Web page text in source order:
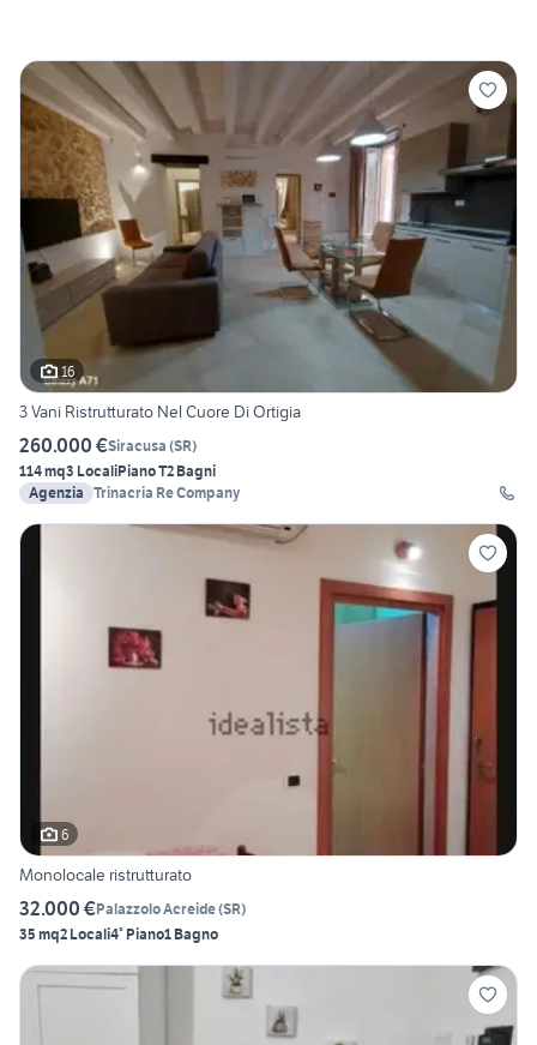
16
3 Vani Ristrutturato Nel Cuore Di Ortigia
260.000 €Siracusa (SR)
114 mq3 LocaliPiano T2 Bagni
Agenzia Trinacria Re Company
6
Monolocale ristrutturato
32.000 €Palazzolo Acreide(SR)
35 mq2 Locali4° Piano1 Bagno